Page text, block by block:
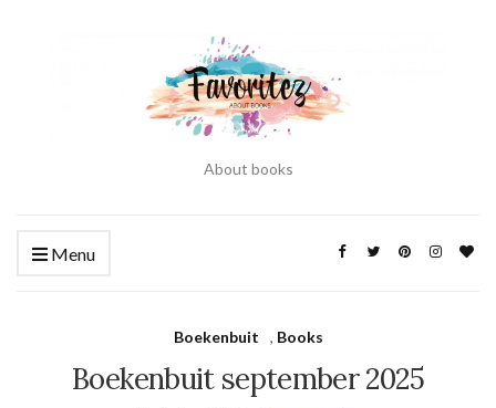
About books
Menu
Boekenbuit , Books
Boekenbuit september 2025